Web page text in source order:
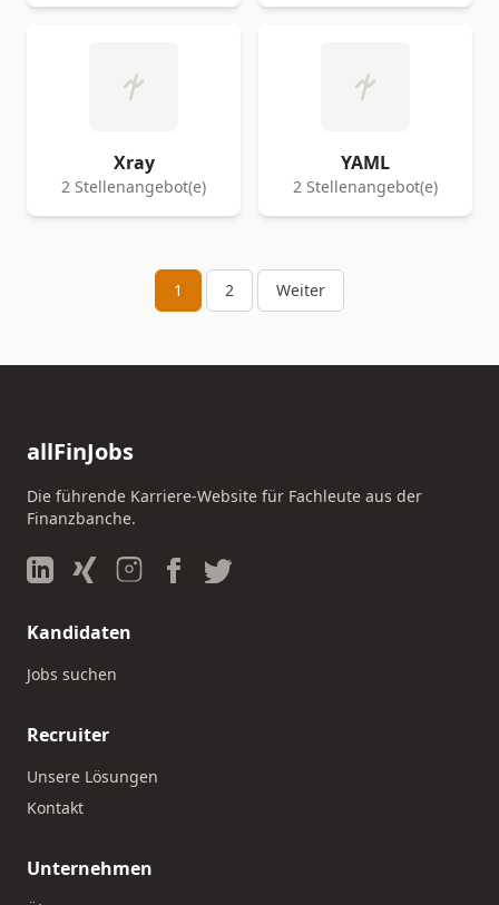
Xray
2 Stellenangebot(e)
YAML
2 Stellenangebot(e)
1 2 Weiter
allFinJobs
Die führende Karriere-Website für Fachleute aus der
Finanzbanche.
Kandidaten
Jobs suchen
Recruiter
Unsere Lösungen
Kontakt
Unternehmen